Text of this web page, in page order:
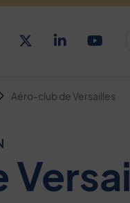
Twitter
Linkedin
Aéro-club de Versailles